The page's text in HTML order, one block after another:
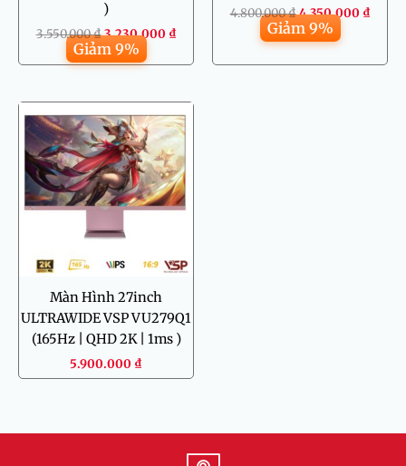
)
3.550.000₫3.230.000 ₫
Giảm 9%
4.800.000₫4.350.000 ₫
Giảm 9%
Màn Hình 27inch
ULTRAWIDE VSP VU279Q1
(165Hz | QHD 2K | 1ms )
5.900.000 ₫